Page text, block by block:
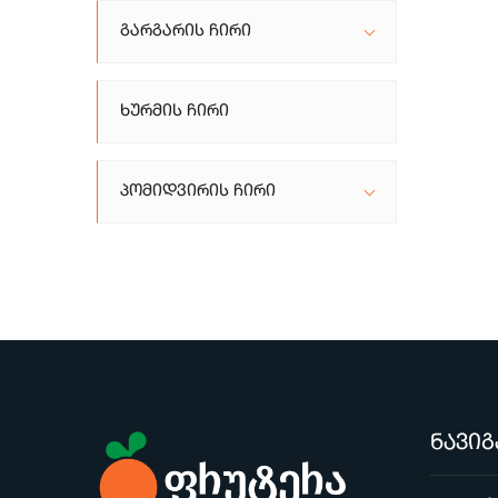
Გარგარის Ჩირი
Ხურმის Ჩირი
Პომიდვირის Ჩირი